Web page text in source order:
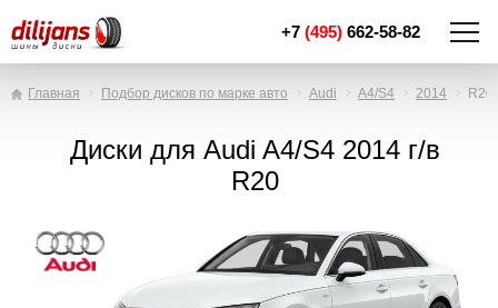
+7 (495) 662-58-82
Главная Подбор дисков по марке авто Audi A4/S4 2014 R20
Диски для Audi A4/S4 2014 г/в
R20